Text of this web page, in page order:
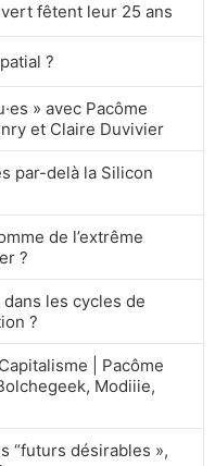
fêtent leur 25 ans
?
» avec Pacôme
et Claire Duvivier
par-delà la Silicon
de l’extrême
?
les cycles de
?
| Pacôme
Modiiie,
“futurs désirables »,